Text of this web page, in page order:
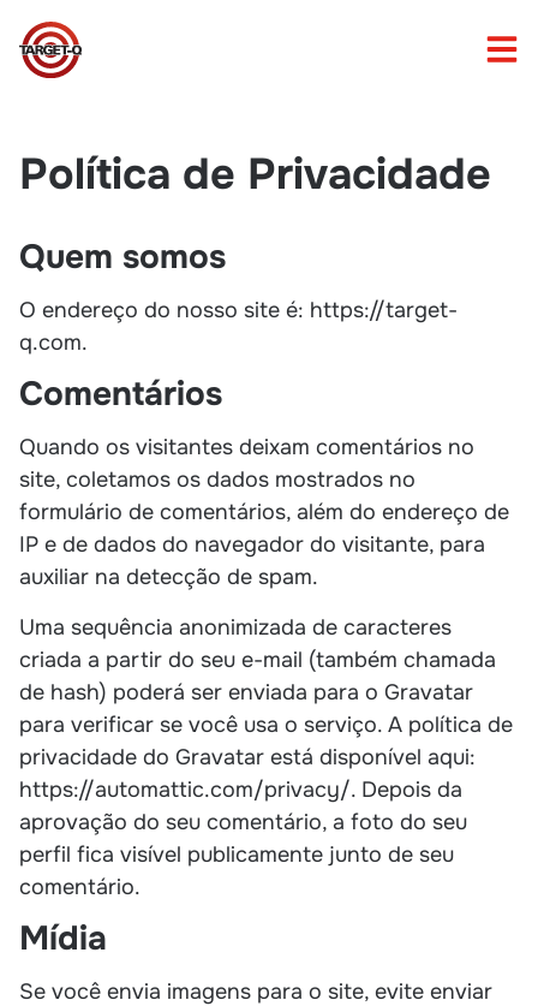
Política de Privacidade
Quem somos
O endereço do nosso site é: https://target-
q.com.
Comentários
Quando os visitantes deixam comentários no
site, coletamos os dados mostrados no
formulário de comentários, além do endereço de
IP e de dados do navegador do visitante, para
auxiliar na detecção de spam.
Uma sequência anonimizada de caracteres
criada a partir do seu e-mail (também chamada
de hash) poderá ser enviada para o Gravatar
para verificar se você usa o serviço. A política de
privacidade do Gravatar está disponível aqui:
https://automattic.com/privacy/. Depois da
aprovação do seu comentário, a foto do seu
perfil fica visível publicamente junto de seu
comentário.
Mídia
Se você envia imagens para o site, evite enviar